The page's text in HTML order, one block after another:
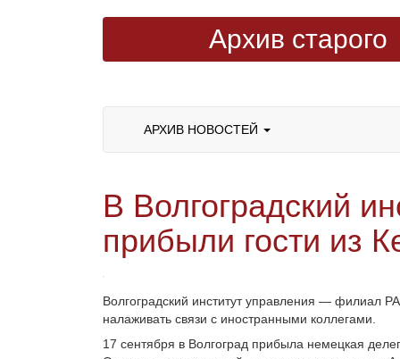
Архив старого
АРХИВ НОВОСТЕЙ
В Волгоградский
прибыли гости из
Волгоградский институт управления — филиал
налаживать связи с иностранными коллегами.
17 сентября в Волгоград прибыла немецкая